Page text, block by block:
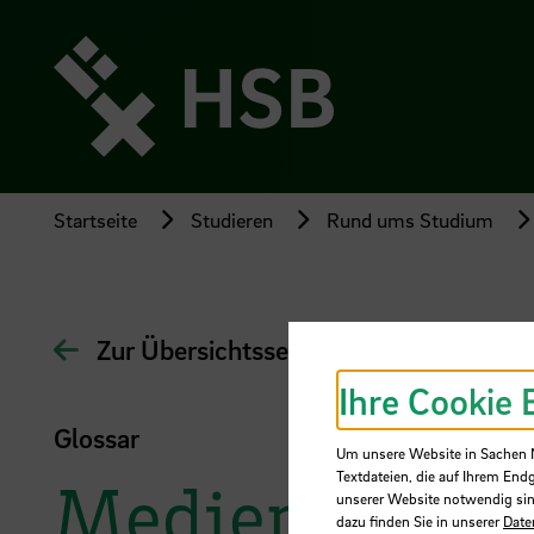
Seiteninhalt
springen
Startseite Studieren Rund ums Studium
Zur Übersichtsseite
Glossar
Ihre Cookie
Um unsere Website in
Textdateien, die auf Ihrem
unserer Website notwendig
dazu finden Sie in unserer